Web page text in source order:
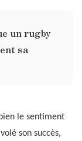
un rugby
sa
le sentiment
son succès,